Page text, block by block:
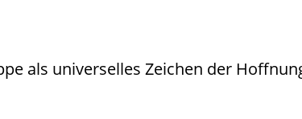
als universelles Zeichen der